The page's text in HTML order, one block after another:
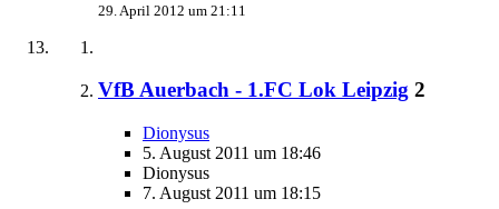
29. April 2012 um 21:11
VfB Auerbach - 1.FC Lok Leipzig 2
Dionysus
5. August 2011 um 18:46
Dionysus
7. August 2011 um 18:15